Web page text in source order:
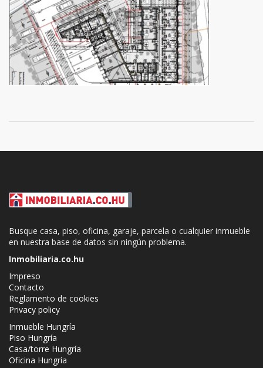
Busque casa, piso, oficina, garaje, parcela o cualquier inmueble
en nuestra base de datos sin ningún problema.
Inmobiliaria.co.hu
Impreso
Contacto
Reglamento de cookies
Privacy policy
Inmueble Hungría
Piso Hungría
Casa/torre Hungría
Oficina Hungría